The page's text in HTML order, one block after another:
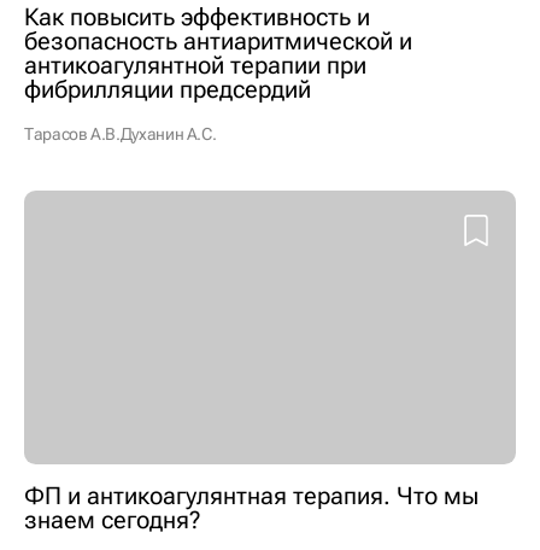
Как повысить эффективность и
безопасность антиаритмической и
антикоагулянтной терапии при
фибрилляции предсердий
Тарасов А.В.Духанин А.С.
ФП и антикоагулянтная терапия. Что мы
знаем сегодня?